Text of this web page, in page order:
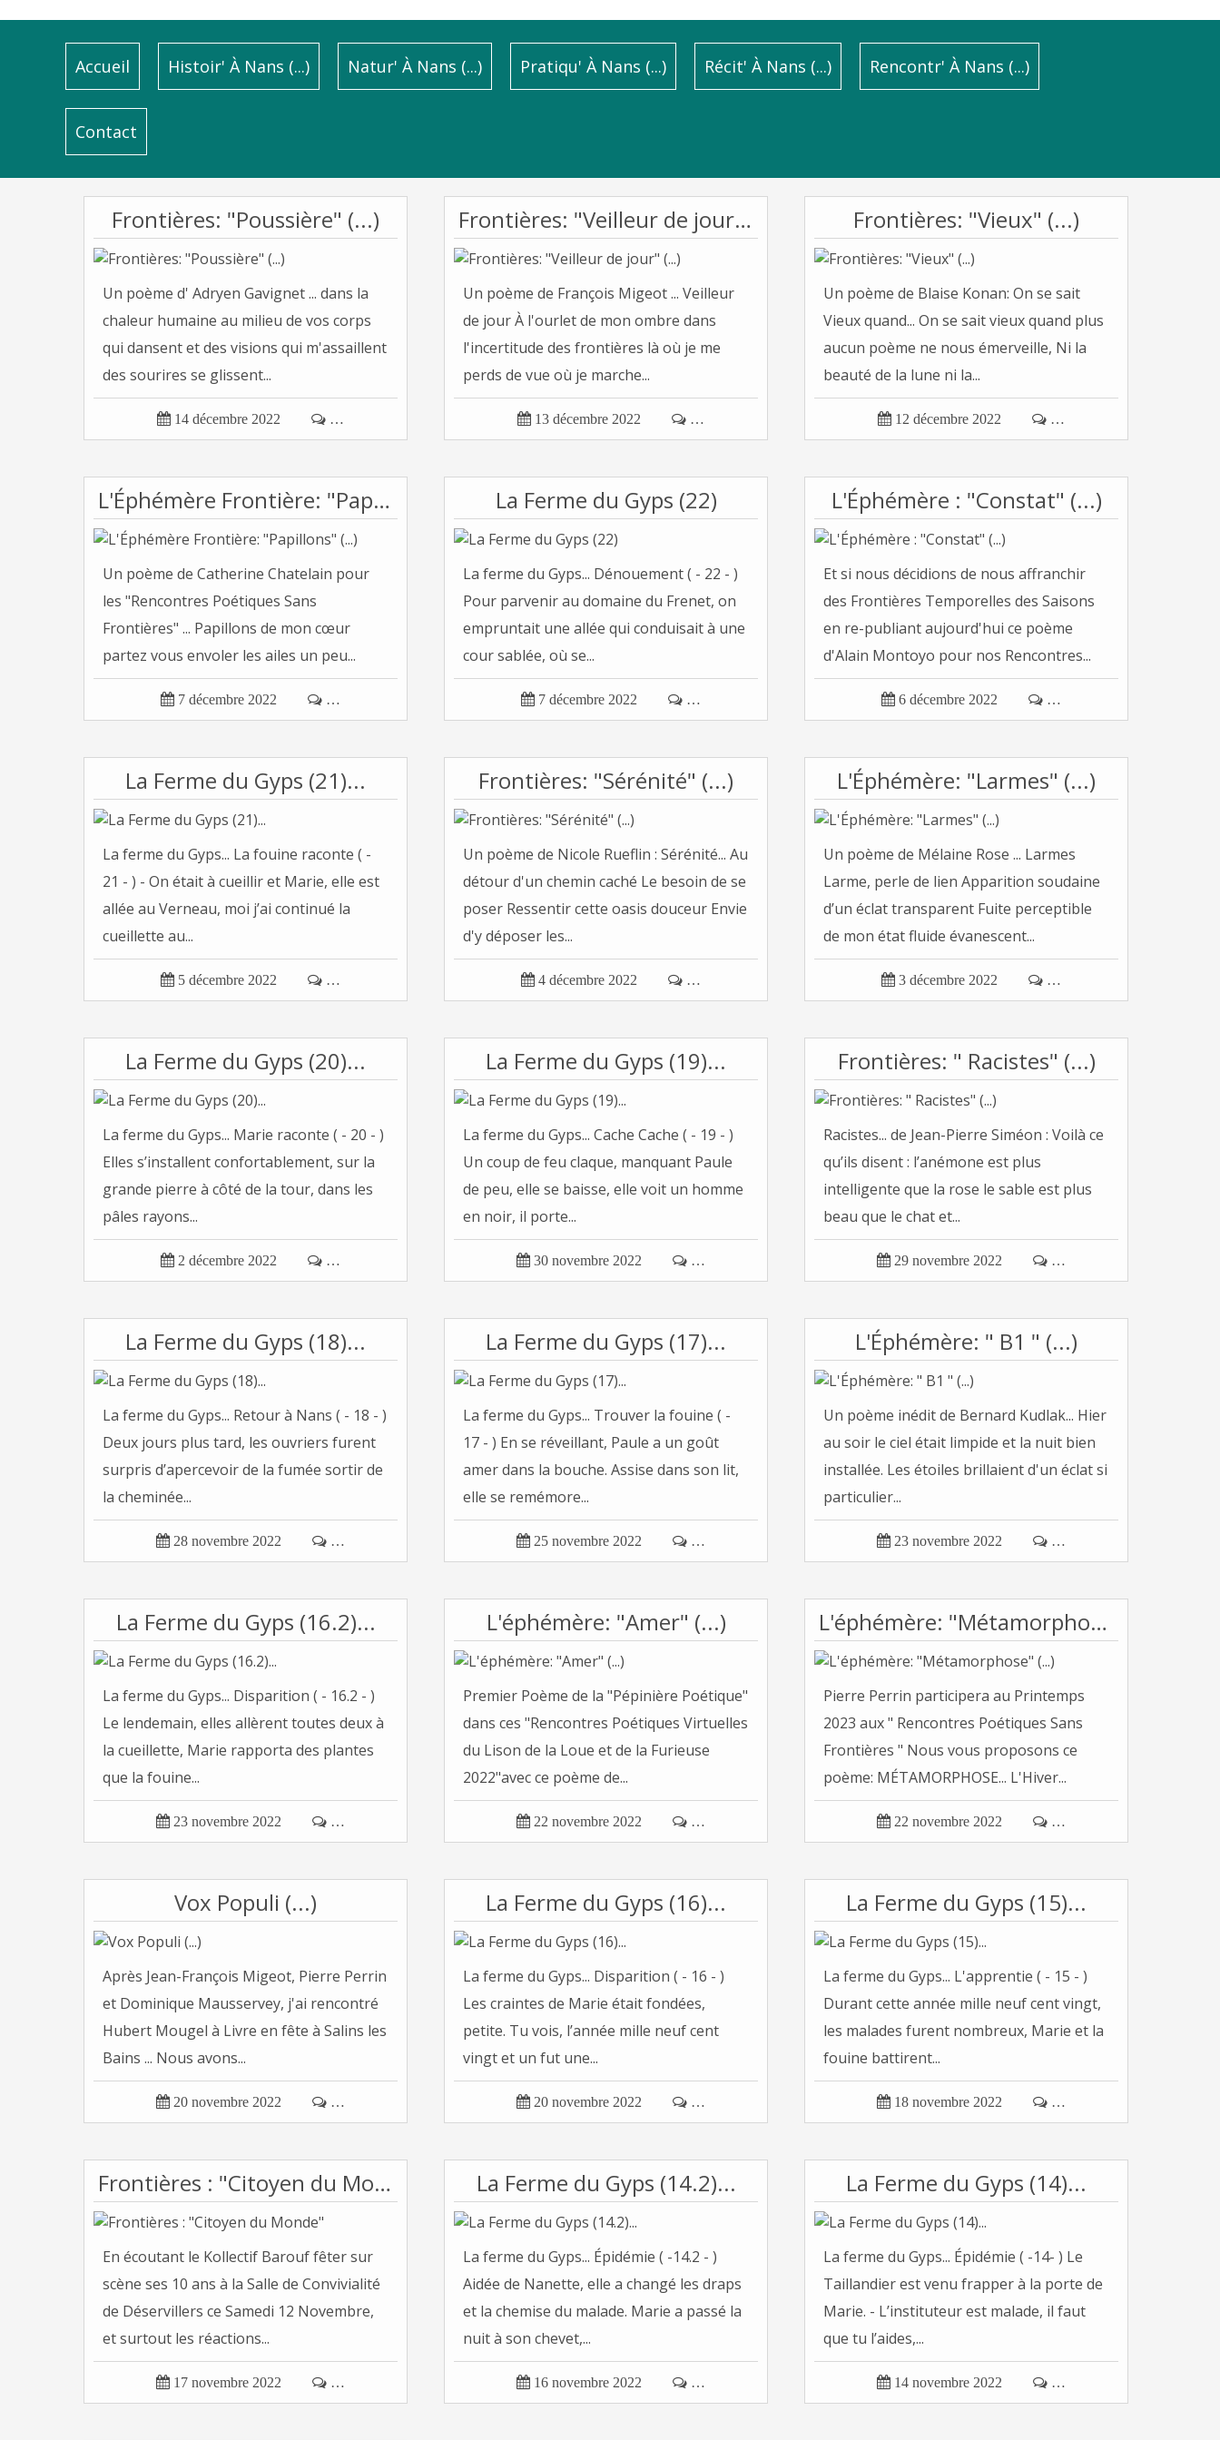
Accueil Histoir' À Nans (...) Natur' À Nans (...) Pratiqu' À Nans (...) Récit' À Nans (...) Rencontr' À Nans (...)
Contact
Frontières: "Poussière" (...)
Un poème d' Adryen Gavignet ... dans la
chaleur humaine au milieu de vos corps
qui dansent et des visions qui m'assaillent
des sourires se glissent...
 14 décembre 2022  …
Frontières: "Veilleur de jour" (...)
Un poème de François Migeot ... Veilleur
de jour À l'ourlet de mon ombre dans
l'incertitude des frontières là où je me
perds de vue où je marche...
 13 décembre 2022  …
Frontières: "Vieux" (...)
Un poème de Blaise Konan: On se sait
Vieux quand... On se sait vieux quand plus
aucun poème ne nous émerveille, Ni la
beauté de la lune ni la...
 12 décembre 2022  …
L'Éphémère Frontière: "Papillons" (...)
Un poème de Catherine Chatelain pour
les "Rencontres Poétiques Sans
Frontières" ... Papillons de mon cœur
partez vous envoler les ailes un peu...
 7 décembre 2022  …
La Ferme du Gyps (22)
La ferme du Gyps... Dénouement ( - 22 - )
Pour parvenir au domaine du Frenet, on
empruntait une allée qui conduisait à une
cour sablée, où se...
 7 décembre 2022  …
L'Éphémère : "Constat" (...)
Et si nous décidions de nous affranchir
des Frontières Temporelles des Saisons
en re-publiant aujourd'hui ce poème
d'Alain Montoyo pour nos Rencontres...
 6 décembre 2022  …
La Ferme du Gyps (21)...
La ferme du Gyps... La fouine raconte ( -
21 - ) - On était à cueillir et Marie, elle est
allée au Verneau, moi j’ai continué la
cueillette au...
 5 décembre 2022  …
Frontières: "Sérénité" (...)
Un poème de Nicole Rueflin : Sérénité... Au
détour d'un chemin caché Le besoin de se
poser Ressentir cette oasis douceur Envie
d'y déposer les...
 4 décembre 2022  …
L'Éphémère: "Larmes" (...)
Un poème de Mélaine Rose ... Larmes
Larme, perle de lien Apparition soudaine
d’un éclat transparent Fuite perceptible
de mon état fluide évanescent...
 3 décembre 2022  …
La Ferme du Gyps (20)...
La ferme du Gyps... Marie raconte ( - 20 - )
Elles s’installent confortablement, sur la
grande pierre à côté de la tour, dans les
pâles rayons...
 2 décembre 2022  …
La Ferme du Gyps (19)...
La ferme du Gyps... Cache Cache ( - 19 - )
Un coup de feu claque, manquant Paule
de peu, elle se baisse, elle voit un homme
en noir, il porte...
 30 novembre 2022  …
Frontières: " Racistes" (...)
Racistes... de Jean-Pierre Siméon : Voilà ce
qu’ils disent : l’anémone est plus
intelligente que la rose le sable est plus
beau que le chat et...
 29 novembre 2022  …
La Ferme du Gyps (18)...
La ferme du Gyps... Retour à Nans ( - 18 - )
Deux jours plus tard, les ouvriers furent
surpris d’apercevoir de la fumée sortir de
la cheminée...
 28 novembre 2022  …
La Ferme du Gyps (17)...
La ferme du Gyps... Trouver la fouine ( -
17 - ) En se réveillant, Paule a un goût
amer dans la bouche. Assise dans son lit,
elle se remémore...
 25 novembre 2022  …
L'Éphémère: " B1 " (...)
Un poème inédit de Bernard Kudlak... Hier
au soir le ciel était limpide et la nuit bien
installée. Les étoiles brillaient d'un éclat si
particulier...
 23 novembre 2022  …
La Ferme du Gyps (16.2)...
La ferme du Gyps... Disparition ( - 16.2 - )
Le lendemain, elles allèrent toutes deux à
la cueillette, Marie rapporta des plantes
que la fouine...
 23 novembre 2022  …
L'éphémère: "Amer" (...)
Premier Poème de la "Pépinière Poétique"
dans ces "Rencontres Poétiques Virtuelles
du Lison de la Loue et de la Furieuse
2022"avec ce poème de...
 22 novembre 2022  …
L'éphémère: "Métamorphose" (...)
Pierre Perrin participera au Printemps
2023 aux " Rencontres Poétiques Sans
Frontières " Nous vous proposons ce
poème: MÉTAMORPHOSE... L'Hiver...
 22 novembre 2022  …
Vox Populi (...)
Après Jean-François Migeot, Pierre Perrin
et Dominique Mausservey, j'ai rencontré
Hubert Mougel à Livre en fête à Salins les
Bains ... Nous avons...
 20 novembre 2022  …
La Ferme du Gyps (16)...
La ferme du Gyps... Disparition ( - 16 - )
Les craintes de Marie était fondées,
petite. Tu vois, l’année mille neuf cent
vingt et un fut une...
 20 novembre 2022  …
La Ferme du Gyps (15)...
La ferme du Gyps... L'apprentie ( - 15 - )
Durant cette année mille neuf cent vingt,
les malades furent nombreux, Marie et la
fouine battirent...
 18 novembre 2022  …
Frontières : "Citoyen du Monde"
En écoutant le Kollectif Barouf fêter sur
scène ses 10 ans à la Salle de Convivialité
de Déservillers ce Samedi 12 Novembre,
et surtout les réactions...
 17 novembre 2022  …
La Ferme du Gyps (14.2)...
La ferme du Gyps... Épidémie ( -14.2 - )
Aidée de Nanette, elle a changé les draps
et la chemise du malade. Marie a passé la
nuit à son chevet,...
 16 novembre 2022  …
La Ferme du Gyps (14)...
La ferme du Gyps... Épidémie ( -14- ) Le
Taillandier est venu frapper à la porte de
Marie. - L’instituteur est malade, il faut
que tu l’aides,...
 14 novembre 2022  …